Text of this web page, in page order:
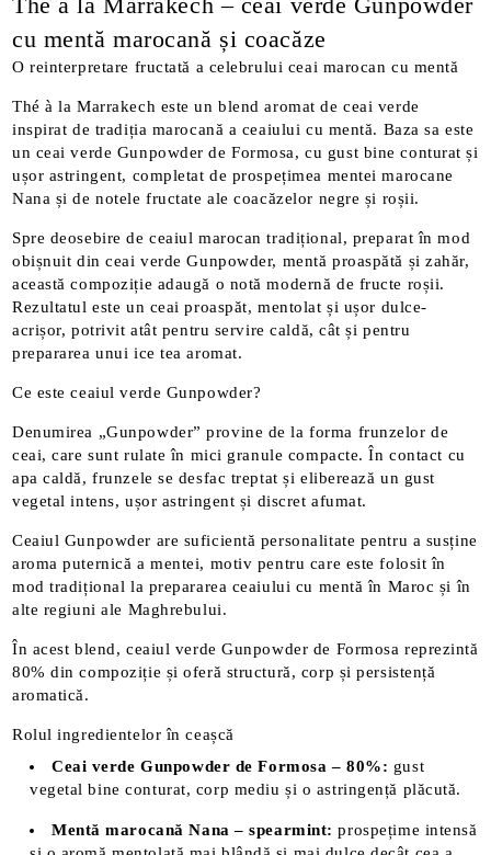
cu mentă marocană și coacăze
O reinterpretare fructată a celebrului ceai marocan cu mentă
Thé à la Marrakech este un blend aromat de ceai verde
inspirat de tradiția marocană a ceaiului cu mentă. Baza sa este
un ceai verde Gunpowder de Formosa, cu gust bine conturat și
ușor astringent, completat de prospețimea mentei marocane
Nana și de notele fructate ale coacăzelor negre și roșii.
Spre deosebire de ceaiul marocan tradițional, preparat în mod
obișnuit din ceai verde Gunpowder, mentă proaspătă și zahăr,
această compoziție adaugă o notă modernă de fructe roșii.
Rezultatul este un ceai proaspăt, mentolat și ușor dulce-
acrișor, potrivit atât pentru servire caldă, cât și pentru
prepararea unui ice tea aromat.
Ce este ceaiul verde Gunpowder?
Denumirea „Gunpowder” provine de la forma frunzelor de
ceai, care sunt rulate în mici granule compacte. În contact cu
apa caldă, frunzele se desfac treptat și eliberează un gust
vegetal intens, ușor astringent și discret afumat.
Ceaiul Gunpowder are suficientă personalitate pentru a susține
aroma puternică a mentei, motiv pentru care este folosit în
mod tradițional la prepararea ceaiului cu mentă în Maroc și în
alte regiuni ale Maghrebului.
În acest blend, ceaiul verde Gunpowder de Formosa reprezintă
80% din compoziție și oferă structură, corp și persistență
aromatică.
Rolul ingredientelor în ceașcă
Ceai verde Gunpowder de Formosa – 80%: gust
vegetal bine conturat, corp mediu și o astringență plăcută.
Mentă marocană Nana – spearmint: prospețime intensă